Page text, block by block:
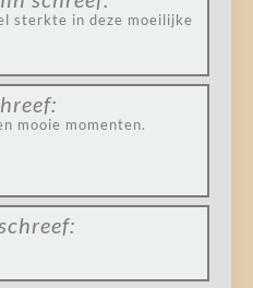
sterkte in deze moeilijke
mooie momenten.